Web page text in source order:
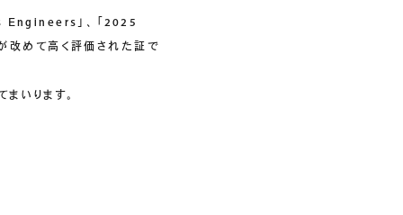
」、「2025
改めて高く評価された証で
いります。